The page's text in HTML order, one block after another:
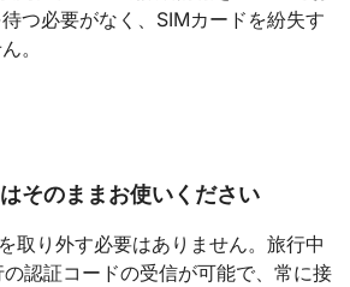
つ必要がなく、SIMカードを紛失す
。
そのままお使いください
取り外す必要はありません。旅行中
認証コードの受信が可能で、常に接